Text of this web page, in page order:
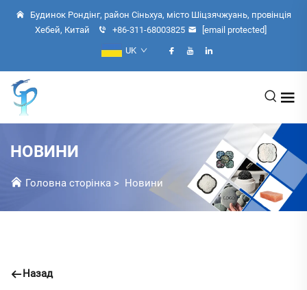
Будинок Рондінг, район Сіньхуа, місто Шіцзячжуань, провінція
Хебей, Китай
+86-311-68003825
[email protected]
UK
НОВИНИ
Головна сторінка > Новини
Назад